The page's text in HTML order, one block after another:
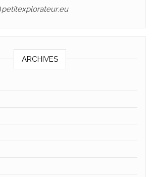
petitexplorateur.eu
ARCHIVES